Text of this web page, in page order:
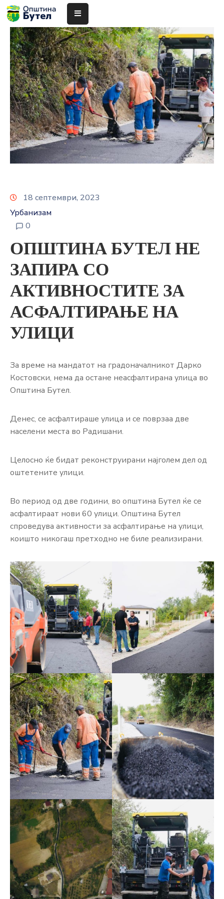
ЗА
ОПШТИНАТА
ОРГАНИ
НА
ОПШТИНАТА
УСЛУГИ
ГРАЃАНСКИ
БУЏЕТ
СО
ЈАВНОСТ
КОНТАКТ
18 септември, 2023
Урбанизам
0
ОПШТИНА БУТЕЛ НЕ
ЗАПИРА СО
АКТИВНОСТИТЕ ЗА
АСФАЛТИРАЊЕ НА
УЛИЦИ
За време на мандатот на градоначалникот Дарко
Костовски, нема да остане неасфалтирана улица во
Општина Бутел.
Денес, се асфалтираше улица и се поврзаа две
населени места во Радишани.
Целосно ќе бидат реконструирани најголем дел од
оштетените улици.
Во период од две години, во општина Бутел ќе се
асфалтираат нови 60 улици. Општина Бутел
спроведува активности за асфалтирање на улици,
коишто никогаш претходно не биле реализирани.